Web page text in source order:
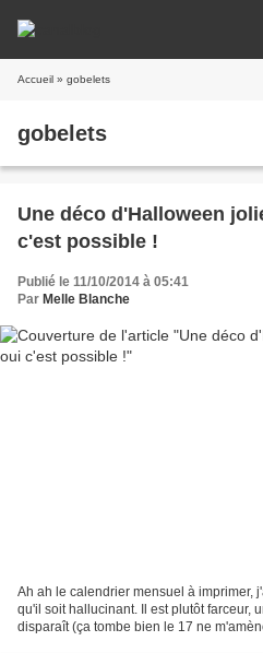
Accueil » gobelets
gobelets
Une déco d'Halloween
c'est possible !
Publié le 11/10/2014 à 05:41
Par Melle Blanche
Ah ah le calendrier mensuel à imprimer,
qu'il soit hallucinant. Il est plutôt farceur,
disparaît (ça tombe bien le 17 ne